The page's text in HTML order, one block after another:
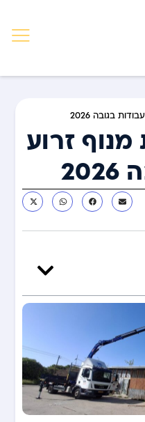
בגובה 2026
זרוע